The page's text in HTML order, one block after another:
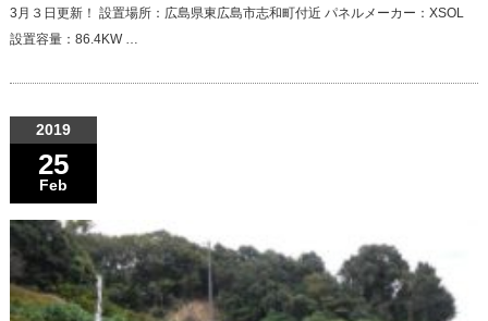
3月３日更新！ 設置場所：広島県東広島市志和町付近 パネルメーカー：XSOL
設置容量：86.4KW …
2019
25
Feb